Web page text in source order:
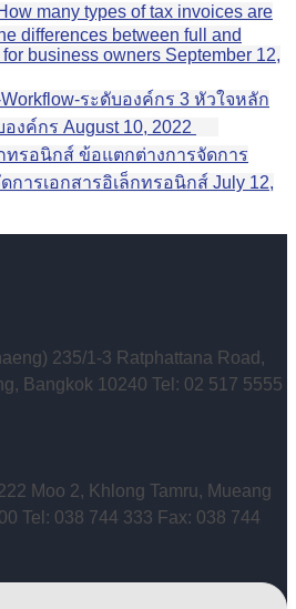
many types of tax invoices are
differences between full and
business owners September 12,
3 หัวใจหลัก
องค์กร August 10, 2022
ข้อแตกต่างการจัดการ
การเอกสารอิเล็กทรอนิกส์ July 12,
235/1-3 Ratphattana Road,
Bangkok 10240 Tel: 02 517 5555
Moo 2, Khlong Tamru, Mueang
Tel: 038 744 333 Fax: 038 744